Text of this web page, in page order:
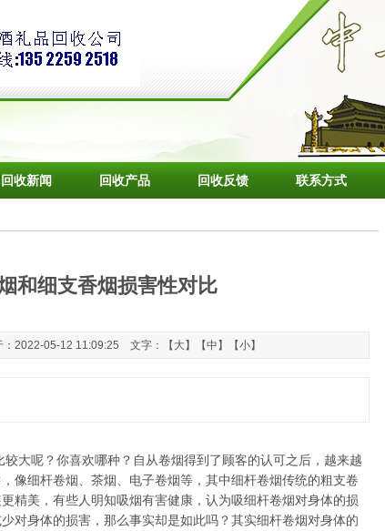
回收新闻 回收产品 回收反馈 联系方式
和细支香烟损害性对比
2022-05-12 11:09:25 文字：【 大】【中 】【小】
呢？你喜欢哪种？自从卷烟得到了顾客的认可之后，越来越
像细杆卷烟、茶烟、电子卷烟等，其中细杆卷烟传统的粗支卷
精美，有些人明知吸烟有害健康，认为吸细杆卷烟对身体的损
对身体的损害，那么事实却是如此吗？其实细杆卷烟对身体的